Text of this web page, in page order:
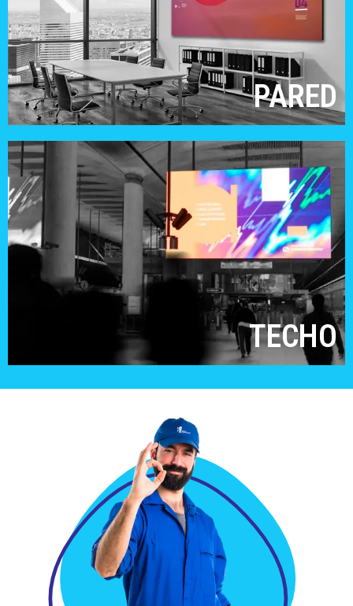
PARED
TECHO